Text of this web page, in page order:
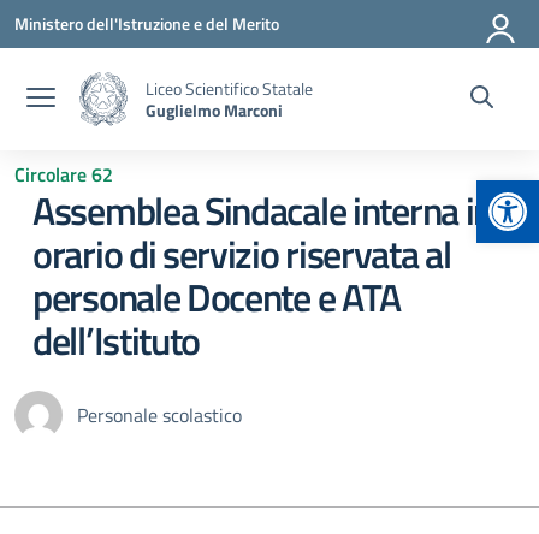
Vai ai contenuti
Vai al menu di navigazione
Vai al footer
Ministero dell'Istruzione e del Merito
Liceo Scientifico Statale
Guglielmo Marconi
Circolare 62
Assemblea Sindacale interna in
orario di servizio riservata al
personale Docente e ATA
dell’Istituto
Personale scolastico